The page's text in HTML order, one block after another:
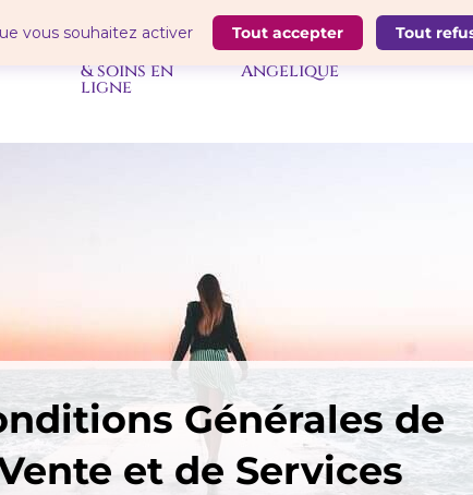
vous souhaitez activer Tout accepter Tout
& soins en
ligne
Univers
Angélique
blog
Générales de
et de Services